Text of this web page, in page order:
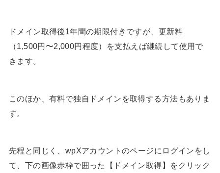
ドメイン取得後1年間の期限付きですが、更新料
（1,500円〜2,000円程度）を支払えば継続して使用で
きます。
このほか、有料で独自ドメインを取得する方法もありま
す。
先程と同じく、wpXアカウントのページにログインをし
て、下の画像赤枠で囲った【ドメイン取得】をクリック